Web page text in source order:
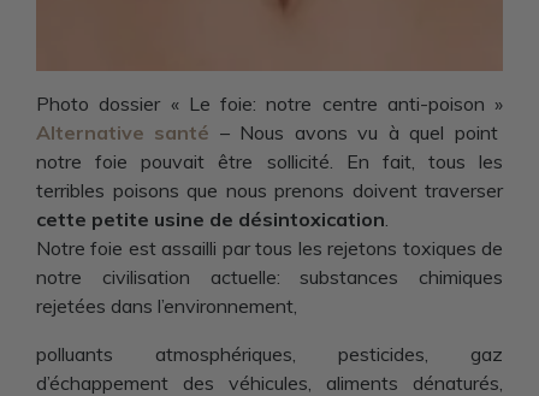
Photo dossier « Le foie: notre centre anti-poison »
Alternative santé – Nous avons vu à quel point
notre foie pouvait être sollicité. En fait, tous les
terribles poisons que nous prenons doivent traverser
cette petite usine de désintoxication.
Notre foie est assailli par tous les rejetons toxiques de
notre civilisation actuelle: substances chimiques
rejetées dans l’environnement,
polluants atmosphériques, pesticides, gaz
d’échappement des véhicules, aliments dénaturés,